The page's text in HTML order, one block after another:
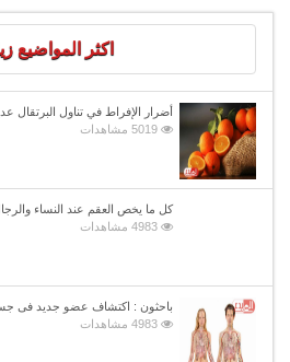
اكثر المواضيع
أضرار الإفراط في تناول البرتقال
5019 مشاهدات
كل ما يخص العقم عند النساء
4983 مشاهدات
باحثون : اكتشاف عضو جديد فى
4983 مشاهدات